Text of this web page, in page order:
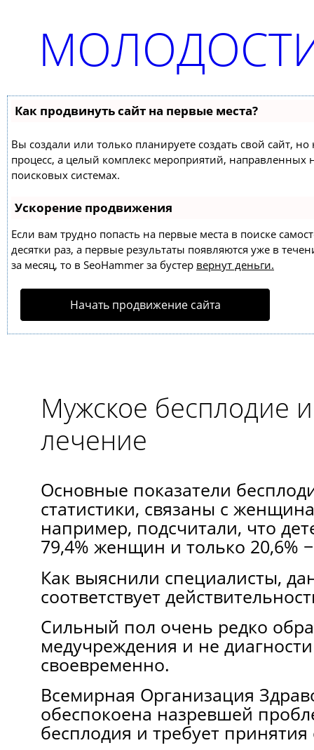
Как продвинуть сайт на первые места?
Вы создали или только планируете создать свой сайт,
процесс, а целый комплекс мероприятий,
поисковых системах.
Ускорение продвижения
Если вам трудно попасть на первые места в поиске
десятки раз, а первые результаты появляются уже в
за месяц, то в SeoHammer за бустер вернут деньги.
Начать продвижение сайта
Мужское бесплодие
лечение
Основные показатели
статистики, связаны с
например, подсчитали, что
79,4% женщин и только 20,6%
Как выяснили специалисты,
соответствует
Сильный пол очень редко
медучреждения и не
своевременно.
Всемирная Организация
обеспокоена назревшей
бесплодия и требует